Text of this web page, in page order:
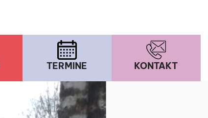
TERMINE KONTAKT